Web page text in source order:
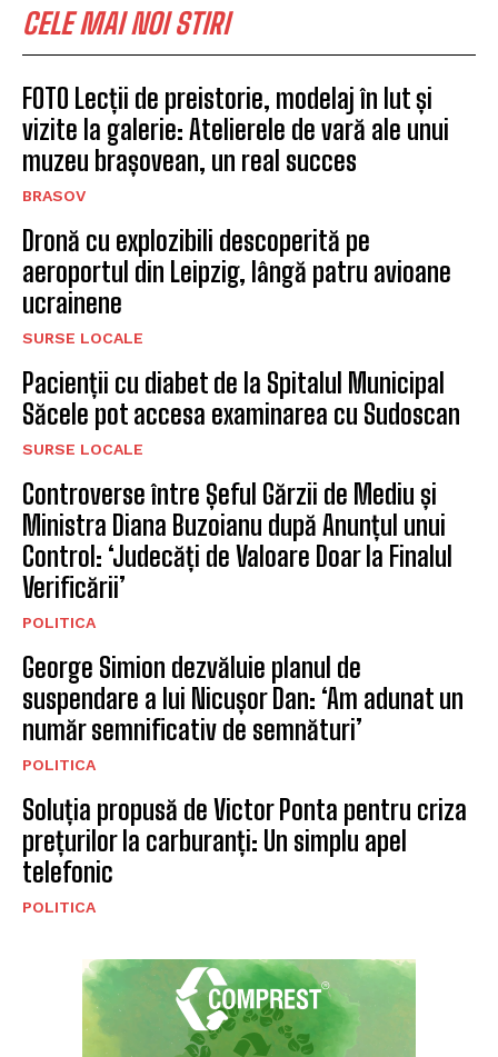
CELE MAI NOI STIRI
FOTO Lecții de preistorie, modelaj în lut și
vizite la galerie: Atelierele de vară ale unui
muzeu brașovean, un real succes
BRASOV
Dronă cu explozibili descoperită pe
aeroportul din Leipzig, lângă patru avioane
ucrainene
SURSE LOCALE
Pacienții cu diabet de la Spitalul Municipal
Săcele pot accesa examinarea cu Sudoscan
SURSE LOCALE
Controverse între Șeful Gărzii de Mediu și
Ministra Diana Buzoianu după Anunțul unui
Control: ‘Judecăți de Valoare Doar la Finalul
Verificării’
POLITICA
George Simion dezvăluie planul de
suspendare a lui Nicușor Dan: ‘Am adunat un
număr semnificativ de semnături’
POLITICA
Soluția propusă de Victor Ponta pentru criza
prețurilor la carburanți: Un simplu apel
telefonic
POLITICA